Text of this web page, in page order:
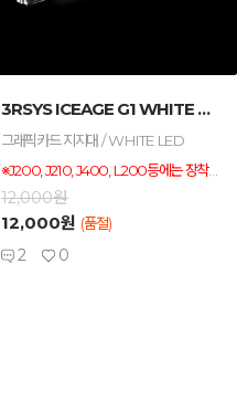
3RSYS ICEAGE G1 WHITE LED (가...
그래픽카드 지지대 / WHITE LED
※J200, J210, J400, L200등에는 장착이 불가능합니다.※ PCI 슬롯이 샤시 밖으로 돌출되어 있는 형태의 샤시는 장착이 불가능한 제품입니다. 참고 부탁드립니다. L520, L530, L900, L910, L1000, L1100, T900, T1000등에는 장착 사용 가능합니다.
12,000원
12,000원 (품절)
2 0